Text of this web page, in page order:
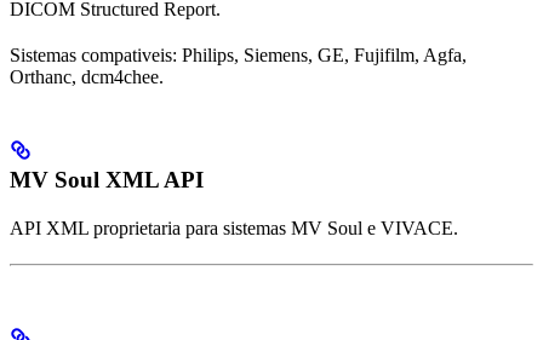
DICOM Structured Report.
Sistemas compativeis: Philips, Siemens, GE, Fujifilm, Agfa,
Orthanc, dcm4chee.
MV Soul XML API
API XML proprietaria para sistemas MV Soul e VIVACE.